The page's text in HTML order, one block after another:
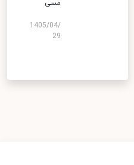
مسی
1405/04/
29